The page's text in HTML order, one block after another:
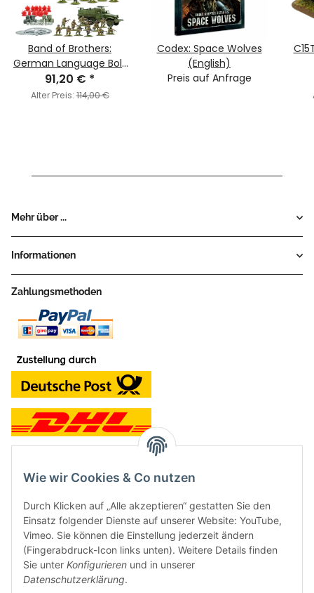
Band of Brothers:
German Language Bolt
Action - Third Edition
Starter Set (Deutsch)
91,20 € *
Alter Preis:114,00 €
Codex: Space Wolves
(English)
Preis auf Anfrage
Mehr über ...
Informationen
Zahlungsmethoden
Neben dem Onlineshop haben wir ein Ladengeschäft in Hütten:
Frontline Games
Färbereiweg 3A
24358 Hütten
Wie wir Cookies & Co nutzen
Durch Klicken auf „Alle akzeptieren“ gestatten Sie den
Einsatz folgender Dienste auf unserer Website: YouTube,
Vimeo. Sie können die Einstellung jederzeit ändern
(Fingerabdruck-Icon links unten). Weitere Details finden
Sie unter Konfigurieren und in unserer
Datenschutzerklärung.